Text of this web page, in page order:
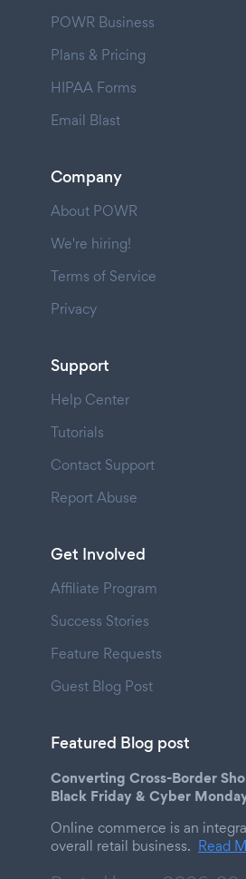
POWR Business
Plans & Pricing
HIPAA Forms
Email Blast
Company
About POWR
We're hiring!
Terms of Service
Privacy
Support
Help Center
Tutorials
Contact Support
Report Abuse
Get Involved
Affiliate Program
Success Stories
Feature Requests
Guest Blog Post
Featured Blog post
Converting Cross-Border
Black Friday & Cyber
Online commerce is an
overall retail business. Read